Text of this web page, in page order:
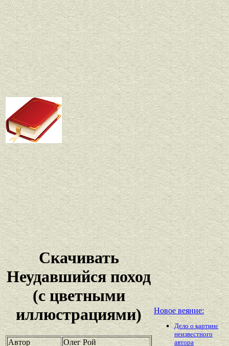
Скачивать
Неудавшийся поход
(с цветными
иллюстрациями)
Автор Олег Рой
Новое веяние:
Дело о картине
неизвестного
автора